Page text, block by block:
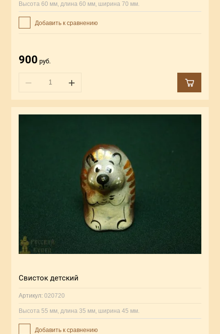
Высота 60 мм, длина 60 мм, ширина 70 мм.
Добавить к сравнению
900 руб.
− +
Свисток детский
Артикул: 020720
Высота 55 мм, длина 35 мм, ширина 45 мм.
Добавить к сравнению